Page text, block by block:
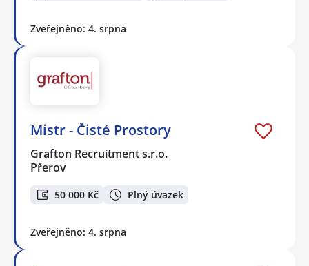
Zveřejněno: 4. srpna
Mistr - Čisté Prostory
Grafton Recruitment s.r.o.
Přerov
50 000 Kč Plný úvazek
Zveřejněno: 4. srpna